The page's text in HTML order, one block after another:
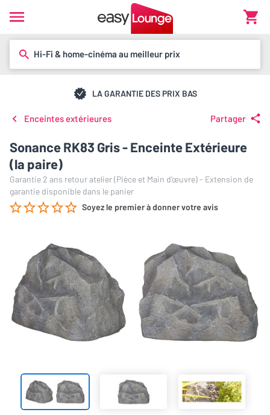
Hi-Fi & home-cinéma au meilleur prix
LA GARANTIE DES PRIX BAS
Enceintes extérieures Partager
Sonance RK83 Gris - Enceinte Extérieure
(la paire)
Garantie 2 ans retour atelier (Pièce et Main d’œuvre) - Extension de
garantie disponible dans le panier
Soyez le premier à donner votre avis